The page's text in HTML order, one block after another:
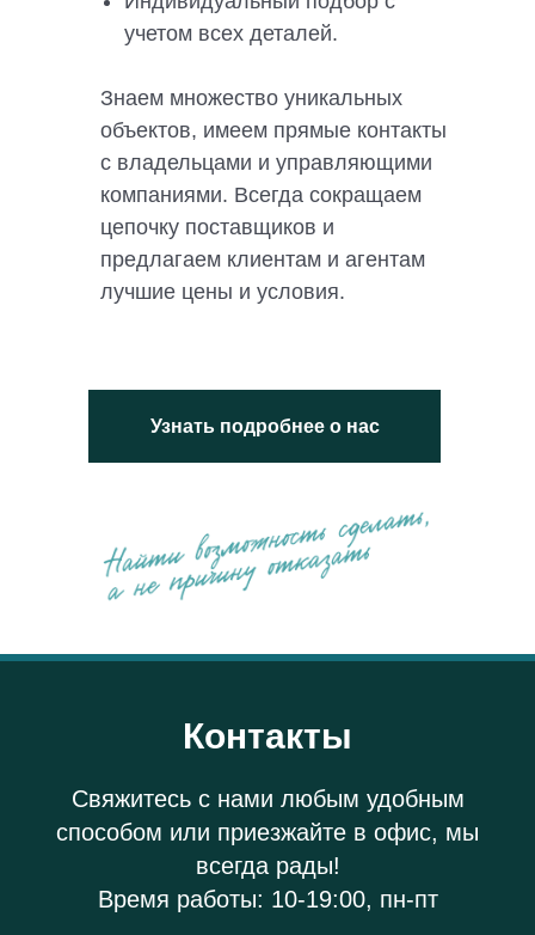
учетом всех деталей.
Знаем множество уникальных
объектов, имеем прямые контакты
с владельцами и управляющими
компаниями. Всегда сокращаем
цепочку поставщиков и
предлагаем клиентам и агентам
лучшие цены и условия.
Узнать подробнее о нас
Контакты
Свяжитесь с нами любым удобным
способом или приезжайте в офис, мы
всегда рады!
Время работы: 10-19:00, пн-пт